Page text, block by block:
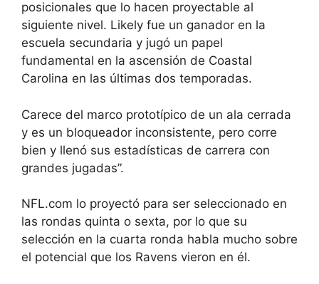
posicionales que lo hacen proyectable al
siguiente nivel. Likely fue un ganador en la
escuela secundaria y jugó un papel
fundamental en la ascensión de Coastal
Carolina en las últimas dos temporadas.
Carece del marco prototípico de un ala cerrada
y es un bloqueador inconsistente, pero corre
bien y llenó sus estadísticas de carrera con
grandes jugadas”.
NFL.com lo proyectó para ser seleccionado en
las rondas quinta o sexta, por lo que su
selección en la cuarta ronda habla mucho sobre
el potencial que los Ravens vieron en él.